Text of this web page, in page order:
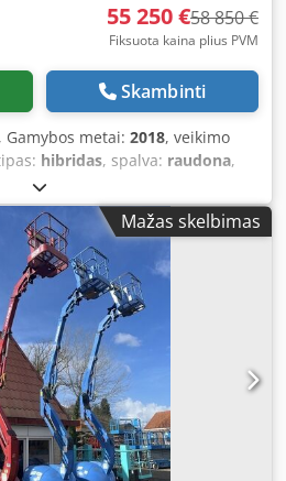
55 250 €58 850 €
Fiksuota kaina plius PVM
Skambinti
, Gamybos metai: 2018, veikimo
hibridas, spalva: raudona,
Tuščias svoris: 4 365 kg
Lankstinė svirtis Kėlimo galia: 230
cm Krovinių skyriaus matmenys:
taip Būklė Techninė
gera Papildoma informacija
Maks. horizontalus nuotolis: 1 400
informacijos Norėdami gauti
į Vink Machinery. Hinowa
Dyzelinis ir 230 voltų * 1 777
darbinis aukštis * 14 metrų
vikšrai * Nuotolinio
atraminiai elementai *
kg nuosavas svoris
Mažas skelbimas